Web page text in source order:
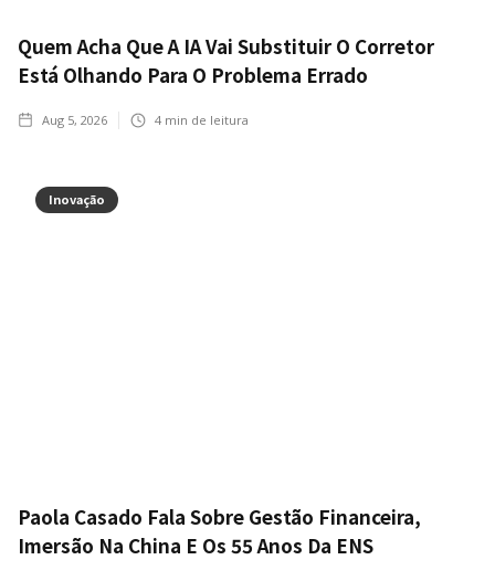
Quem Acha Que A IA Vai Substituir O Corretor
Está Olhando Para O Problema Errado
Aug 5, 2026 4 min de leitura
Inovação
Paola Casado Fala Sobre Gestão Financeira,
Imersão Na China E Os 55 Anos Da ENS